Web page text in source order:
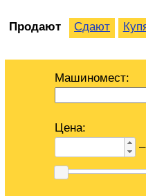
Продают Сдают
Машиномест:
Цена:
–